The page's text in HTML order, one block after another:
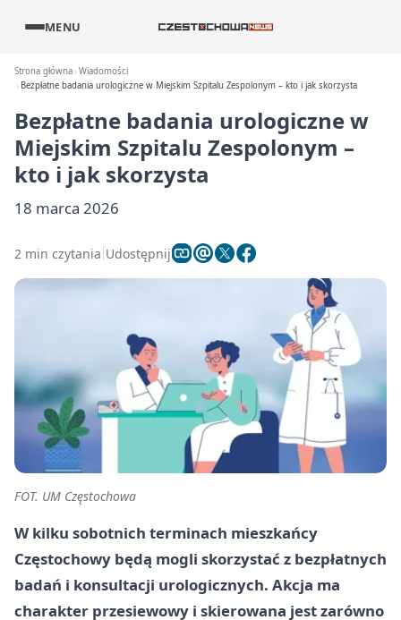
MENU
Strona główna Wiadomości
Bezpłatne badania urologiczne w Miejskim Szpitalu Zespolonym – kto i jak skorzysta
Bezpłatne badania urologiczne w
Miejskim Szpitalu Zespolonym –
kto i jak skorzysta
18 marca 2026
2 min czytania Udostępnij
FOT. UM Częstochowa
W kilku sobotnich terminach mieszkańcy
Częstochowy będą mogli skorzystać z bezpłatnych
badań i konsultacji urologicznych. Akcja ma
charakter przesiewowy i skierowana jest zarówno